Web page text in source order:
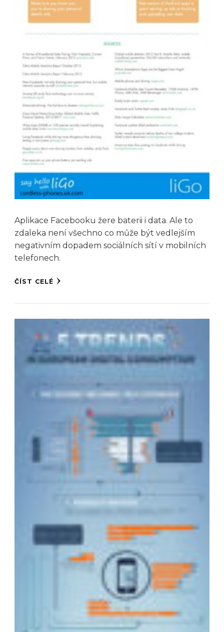
Aplikace Facebooku žere baterii i data. Ale to
zdaleka není všechno co může být vedlejším
negativním dopadem sociálních sítí v mobilních
telefonech.
ČÍST CELÉ